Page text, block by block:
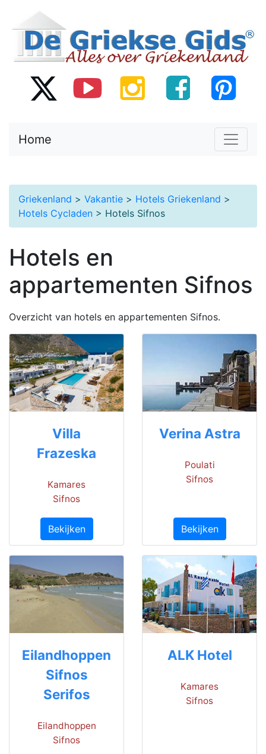
Home
Griekenland > Vakantie > Hotels Griekenland >
Hotels Cycladen > Hotels Sifnos
Hotels en
appartementen Sifnos
Overzicht van hotels en appartementen Sifnos.
Villa
Frazeska
Kamares
Sifnos
Bekijken
Verina Astra
Poulati
Sifnos
Bekijken
Eilandhoppen
Sifnos
Serifos
Eilandhoppen
Sifnos
ALK Hotel
Kamares
Sifnos